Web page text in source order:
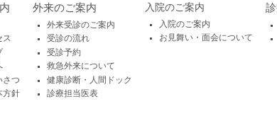
ス
さつ
方針
外来のご案内
外来受診のご案内
受診の流れ
受診予約
救急外来について
健康診断・人間ドック
診療担当医表
入院のご案内
入院のご案内
お見舞い・面会について